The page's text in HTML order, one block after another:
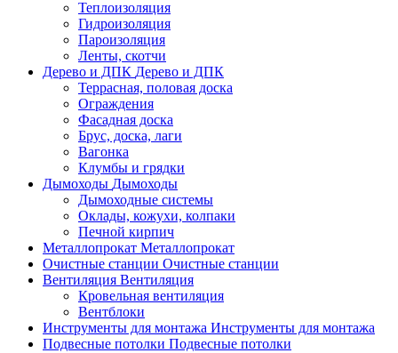
Теплоизоляция
Гидроизоляция
Пароизоляция
Ленты, скотчи
Дерево и ДПК Дерево и ДПК
Террасная, половая доска
Ограждения
Фасадная доска
Брус, доска, лаги
Вагонка
Клумбы и грядки
Дымоходы Дымоходы
Дымоходные системы
Оклады, кожухи, колпаки
Печной кирпич
Металлопрокат Металлопрокат
Очистные станции Очистные станции
Вентиляция Вентиляция
Кровельная вентиляция
Вентблоки
Инструменты для монтажа Инструменты для монтажа
Подвесные потолки Подвесные потолки